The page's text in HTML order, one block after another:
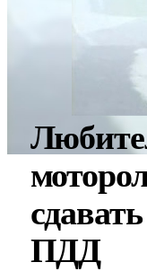
ПДД